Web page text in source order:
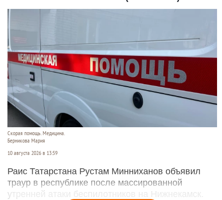
Скорая помощь. Медицина.
Берникова Мария
10 августа 2026 в 13:59
Раис Татарстана Рустам Минниханов объявил
траур в республике после массированной
утренней атаки беспилотников на Нижнекамск.